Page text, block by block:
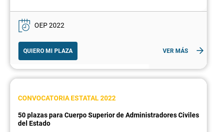
OEP 2022
QUIERO MI PLAZA VER MÁS
CONVOCATORIA ESTATAL 2022
50 plazas para Cuerpo Superior de Administradores Civiles
del Estado